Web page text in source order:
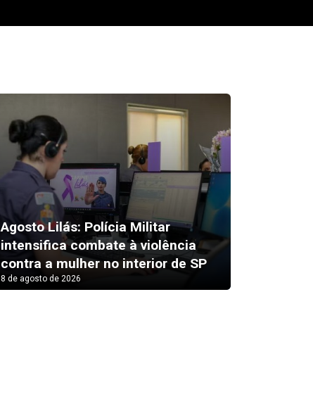
Agosto Lilás: Polícia Militar
intensifica combate à violência
contra a mulher no interior de SP
8 de agosto de 2026